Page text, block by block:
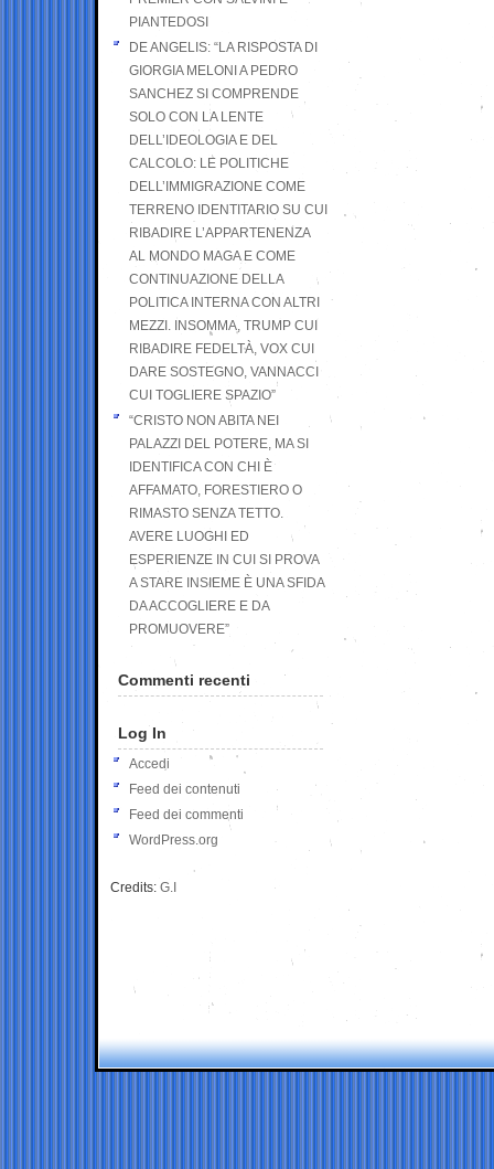
PIANTEDOSI
DE ANGELIS: “LA RISPOSTA DI
GIORGIA MELONI A PEDRO
SANCHEZ SI COMPRENDE
SOLO CON LA LENTE
DELL’IDEOLOGIA E DEL
CALCOLO: LE POLITICHE
DELL’IMMIGRAZIONE COME
TERRENO IDENTITARIO SU CUI
RIBADIRE L’APPARTENENZA
AL MONDO MAGA E COME
CONTINUAZIONE DELLA
POLITICA INTERNA CON ALTRI
MEZZI. INSOMMA, TRUMP CUI
RIBADIRE FEDELTÀ, VOX CUI
DARE SOSTEGNO, VANNACCI
CUI TOGLIERE SPAZIO”
“CRISTO NON ABITA NEI
PALAZZI DEL POTERE, MA SI
IDENTIFICA CON CHI È
AFFAMATO, FORESTIERO O
RIMASTO SENZA TETTO.
AVERE LUOGHI ED
ESPERIENZE IN CUI SI PROVA
A STARE INSIEME È UNA SFIDA
DA ACCOGLIERE E DA
PROMUOVERE”
Commenti recenti
Log In
Accedi
Feed dei contenuti
Feed dei commenti
WordPress.org
Credits: G.I